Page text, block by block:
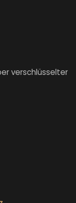
verschlüsselter